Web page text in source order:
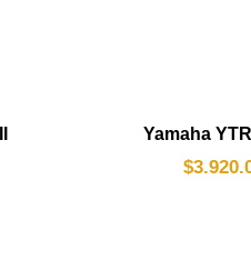
Yamaha
$